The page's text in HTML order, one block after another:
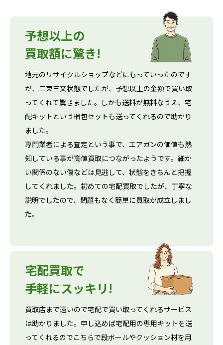
予想以上の
買取額に驚き!
地元のリサイクルショップなどにもっていったのです
が、二束三文状態でしたが、予想以上の金額で買い取
ってくれて驚きました。しかも送料が無料なうえ、宅
配キットという梱包セットも送ってくれるので助かり
ました。
専門業者による査定という事で、エアガンの価値も熟
知している事が高値買取につながったようです。細か
い関係のない傷などは見逃して、状態をきちんと把握
してくれました。初めての宅配買取でしたが、丁寧な
説明でしたので、問題もなく簡単に買取が成立しまし
た。
宅配買取で
手軽にスッキリ!
買取店まで遠いので宅配で買い取ってくれるサービス
は助かりました。申し込めば宅配用の専用キットを送
ってくれるのでこちらで段ボールやクッション材を用